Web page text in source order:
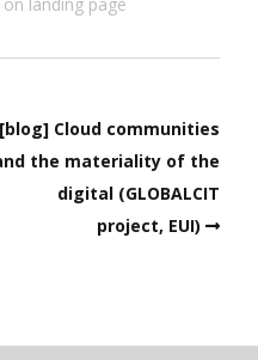
[blog] Cloud communities
the materiality of the
digital (GLOBALCIT
project, EUI)